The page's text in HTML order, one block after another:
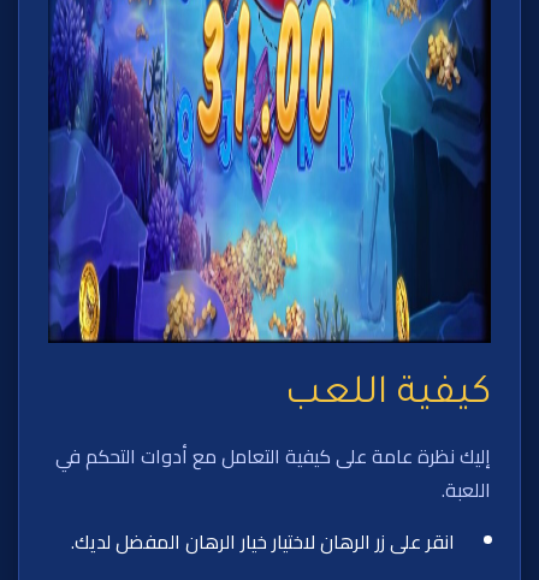
كيفية اللعب
إليك نظرة عامة على كيفية التعامل مع أدوات التحكم في
اللعبة.
انقر على زر الرهان لاختيار خيار الرهان المفضل لديك.